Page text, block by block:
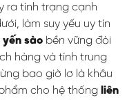
ra tình trạng cạnh
làm suy yếu uy tín
sào bền vững đòi
hàng và tính trung
bao giờ lơ là khâu
cho hệ thống liên